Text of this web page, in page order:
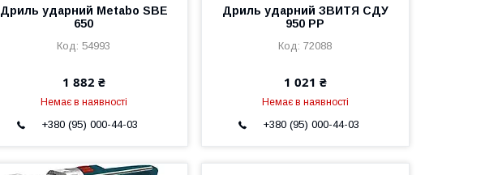
Дриль ударний Metabo SBE
650
54993
1 882 ₴
Немає в наявності
+380 (95) 000-44-03
Дриль ударний ЗВИТЯ СДУ
950 РР
72088
1 021 ₴
Немає в наявності
+380 (95) 000-44-03